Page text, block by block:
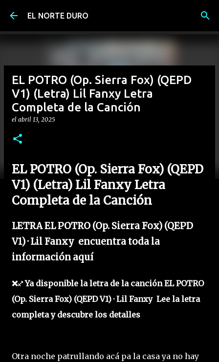
Ir al contenido principal
EL NORTE DURO
EL POTRO (Op. Sierra Fox) (QEPD
V1) (Letra) Lil Fanxy Letra
Completa de la Canción
el abril 13, 2025
EL POTRO (Op. Sierra Fox) (QEPD
V1) (Letra) Lil Fanxy Letra
Completa de la Canción
LETRA EL POTRO (Op. Sierra Fox) (QEPD
V1) · Lil Fanxy encuentra toda la
información aquí
❌♐ Ya disponible la letra de la canción EL POTRO
(Op. Sierra Fox) (QEPD V1) · Lil Fanxy Lee la letra
completa y descubre los detalles
Otra noche patrullando acá pa la casa ya no hay